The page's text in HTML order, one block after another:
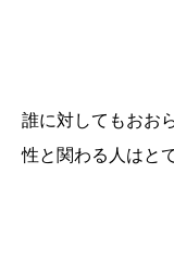
誰に対してもおお
性と関わる人はと